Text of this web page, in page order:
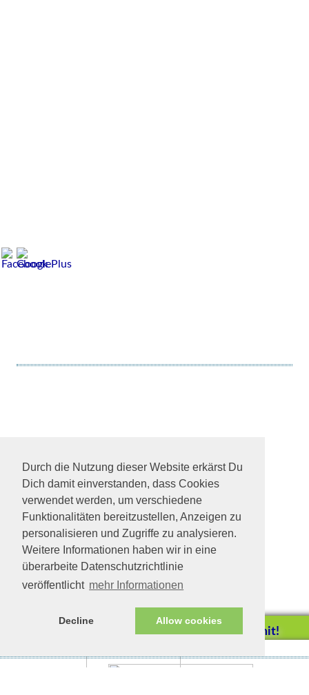
Durch die Nutzung dieser Website erkärst Du
Dich damit einverstanden, dass Cookies
verwendet werden, um verschiedene
Funktionalitäten bereitzustellen, Anzeigen zu
personalisieren und Zugriffe zu analysieren.
Weitere Informationen haben wir in eine
überarbeite Datenschutzrichtlinie
veröffentlicht mehr Informationen
Decline Allow cookies
Spendenkonto: Kreissparkasse MSEBE
IBAN: DE54702501500017123845
BIC: BYLADEM1KMS
facebook
Helfen Sie mit!
einen Einkauf bei